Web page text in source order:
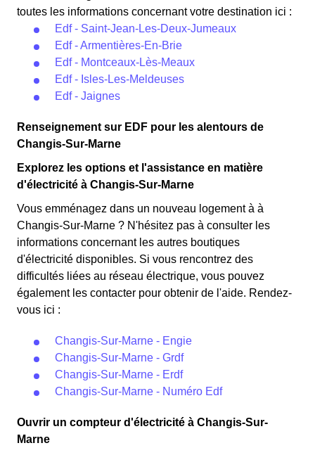
toutes les informations concernant votre destination ici :
Edf - Saint-Jean-Les-Deux-Jumeaux
Edf - Armentières-En-Brie
Edf - Montceaux-Lès-Meaux
Edf - Isles-Les-Meldeuses
Edf - Jaignes
Renseignement sur EDF pour les alentours de
Changis-Sur-Marne
Explorez les options et l'assistance en matière
d'électricité à Changis-Sur-Marne
Vous emménagez dans un nouveau logement à à
Changis-Sur-Marne ? N'hésitez pas à consulter les
informations concernant les autres boutiques
d'électricité disponibles. Si vous rencontrez des
difficultés liées au réseau électrique, vous pouvez
également les contacter pour obtenir de l'aide. Rendez-
vous ici :
Changis-Sur-Marne - Engie
Changis-Sur-Marne - Grdf
Changis-Sur-Marne - Erdf
Changis-Sur-Marne - Numéro Edf
Ouvrir un compteur d'électricité à Changis-Sur-
Marne